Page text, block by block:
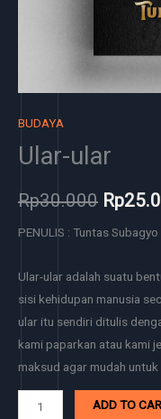
BUDAYA
Ular-ular
Rp30.000 Rp
PENULIS : Tuntas
Ular-ular adalah suatu
sisi kehidupan manusia
ular itu sendiri ditulis
kami paparkan atau kami
maksud agar mudah untuk
ADD TO